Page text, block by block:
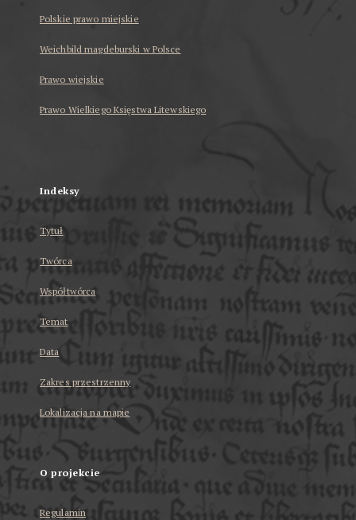
Polskie prawo miejskie
Weichbild magdeburski w Polsce
Prawo wiejskie
Prawo Wielkiego Księstwa Litewskiego
Indeksy
Tytuł
Twórca
Współtwórca
Temat
Data
Zakres przestrzenny
Lokalizacja na mapie
O projekcie
Regulamin